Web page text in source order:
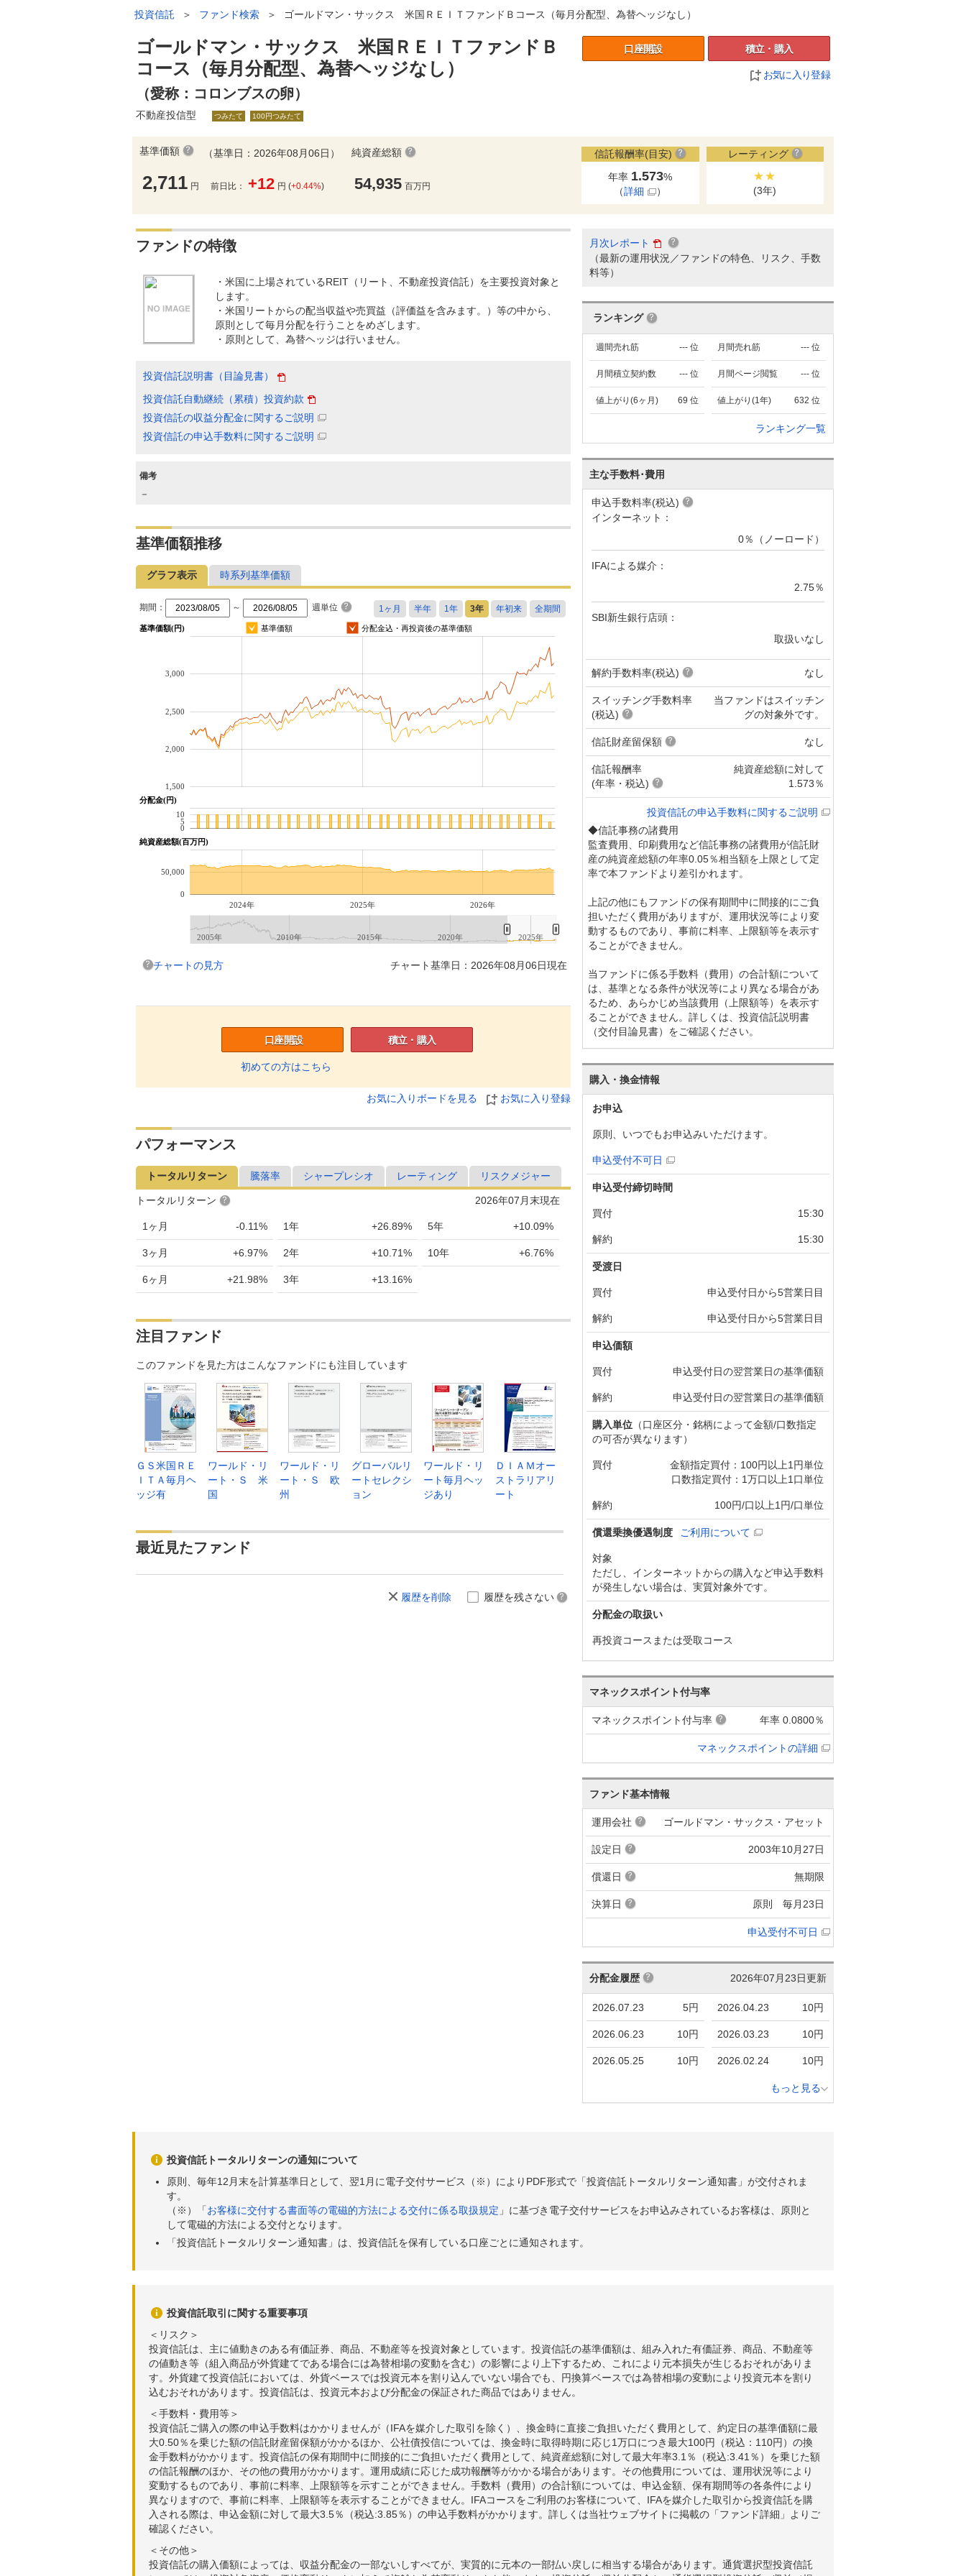
投資信託 ＞ ファンド検索 ＞ ゴールドマン・サックス 米国ＲＥＩＴファンドＢコース（毎月分配型、為替ヘッジなし）
ゴールドマン・サックス 米国ＲＥＩＴファンドＢ
コース（毎月分配型、為替ヘッジなし）
（愛称：コロンブスの卵）
口座開設 積立・購入
お気に入り登録
不動産投信型 つみたて 100円つみたて
基準価額
2,711 円
（基準日：2026年08月06日）
前日比： +12 円 (+0.44%)
純資産総額
54,935 百万円
信託報酬率(目安)
年率 1.573%
（詳細 ）
レーティング
★★
(3年)
ファンドの特徴
・米国に上場されているREIT（リート、不動産投資信託）を主要投資対象と
します。
・米国リートからの配当収益や売買益（評価益を含みます。）等の中から、
原則として毎月分配を行うことをめざします。
・原則として、為替ヘッジは行いません。
投資信託説明書（目論見書）
投資信託自動継続（累積）投資約款
投資信託の収益分配金に関するご説明
投資信託の申込手数料に関するご説明
備考
－
基準価額推移
グラフ表示 時系列基準価額
期間： ～ 週単位
基準価額(円) 基準価額 分配金込・再投資後の基準価額
1,500
2,000
2,500
3,000
分配金(円)
0
5
10
純資産総額(百万円)
2024年 2025年 2026年
0
50,000
2005年 2010年 2015年 2020年 2025年
チャートの見方 チャート基準日：2026年08月06日現在
口座開設
初めての方はこちら
積立・購入
お気に入りボードを見る お気に入り登録
パフォーマンス
トータルリターン 騰落率 シャープレシオ レーティング リスクメジャー
2026年07月末現在
トータルリターン
1ヶ月 -0.11%
3ヶ月 +6.97%
6ヶ月 +21.98%
1年 +26.89%
2年 +10.71%
3年 +13.16%
5年 +10.09%
10年 +6.76%
注目ファンド
このファンドを見た方はこんなファンドにも注目しています
ＧＳ米国ＲＥ
ＩＴＡ毎月ヘ
ッジ有
ワールド・リ
ート・Ｓ 米
国
ワールド・リ
ート・Ｓ 欧
州
グローバルリ
ートセレクシ
ョン
ワールド・リ
ート毎月ヘッ
ジあり
ＤＩＡＭオー
ストラリアリ
ート
最近見たファンド
履歴を削除 履歴を残さない
月次レポート
（最新の運用状況／ファンドの特色、リスク、手数
料等）
ランキング
--- 位
週間売れ筋 --- 位
月間売れ筋
--- 位
月間積立契約数 --- 位
月間ページ閲覧
69 位
値上がり(6ヶ月) 632 位
値上がり(1年)
ランキング一覧
主な手数料･費用
申込手数料率(税込)
インターネット：
0％（ノーロード）
IFAによる媒介：
2.75％
SBI新生銀行店頭：
取扱いなし
解約手数料率(税込) なし
スイッチング手数料率
(税込)
当ファンドはスイッチン
グの対象外です。
信託財産留保額 なし
信託報酬率
(年率・税込)
純資産総額に対して
1.573％
投資信託の申込手数料に関するご説明
◆信託事務の諸費用
監査費用、印刷費用など信託事務の諸費用が信託財
産の純資産総額の年率0.05％相当額を上限として定
率で本ファンドより差引かれます。
上記の他にもファンドの保有期間中に間接的にご負
担いただく費用がありますが、運用状況等により変
動するものであり、事前に料率、上限額等を表示す
ることができません。
当ファンドに係る手数料（費用）の合計額について
は、基準となる条件が状況等により異なる場合があ
るため、あらかじめ当該費用（上限額等）を表示す
ることができません。詳しくは、投資信託説明書
（交付目論見書）をご確認ください。
購入・換金情報
お申込
原則、いつでもお申込みいただけます。
申込受付不可日
申込受付締切時間
買付 15:30
解約 15:30
受渡日
買付 申込受付日から5営業日目
解約 申込受付日から5営業日目
申込価額
買付 申込受付日の翌営業日の基準価額
解約 申込受付日の翌営業日の基準価額
購入単位 （口座区分・銘柄によって金額/口数指定
の可否が異なります）
買付
金額指定買付：100円以上1円単位
口数指定買付：1万口以上1口単位
解約 100円/口以上1円/口単位
償還乗換優遇制度 ご利用について
対象
ただし、インターネットからの購入など申込手数料
が発生しない場合は、実質対象外です。
分配金の取扱い
再投資コースまたは受取コース
マネックスポイント付与率
マネックスポイント付与率 年率 0.0800％
マネックスポイントの詳細
ファンド基本情報
運用会社 ゴールドマン・サックス・アセット
設定日 2003年10月27日
償還日 無期限
決算日 原則 毎月23日
申込受付不可日
2026年07月23日更新
分配金履歴
2026.07.23 5円
2026.06.23 10円
2026.05.25 10円
2026.04.23 10円
2026.03.23 10円
2026.02.24 10円
もっと見る
投資信託トータルリターンの通知について
原則、毎年12月末を計算基準日として、翌1月に電子交付サービス（※）によりPDF形式で「投資信託トータルリターン通知書」が交付されま
す。
（※）「お客様に交付する書面等の電磁的方法による交付に係る取扱規定 」に基づき電子交付サービスをお申込みされているお客様は、原則と
して電磁的方法による交付となります。
「投資信託トータルリターン通知書」は、投資信託を保有している口座ごとに通知されます。
投資信託取引に関する重要事項
＜リスク＞
投資信託は、主に値動きのある有価証券、商品、不動産等を投資対象としています。投資信託の基準価額は、組み入れた有価証券、商品、不動産等
の値動き等（組入商品が外貨建てである場合には為替相場の変動を含む）の影響により上下するため、これにより元本損失が生じるおそれがありま
す。外貨建て投資信託においては、外貨ベースでは投資元本を割り込んでいない場合でも、円換算ベースでは為替相場の変動により投資元本を割り
込むおそれがあります。投資信託は、投資元本および分配金の保証された商品ではありません。
＜手数料・費用等＞
投資信託ご購入の際の申込手数料はかかりませんが（IFAを媒介した取引を除く）、換金時に直接ご負担いただく費用として、約定日の基準価額に最
大0.50％を乗じた額の信託財産留保額がかかるほか、公社債投信については、換金時に取得時期に応じ1万口につき最大100円（税込：110円）の換
金手数料がかかります。投資信託の保有期間中に間接的にご負担いただく費用として、純資産総額に対して最大年率3.1％（税込:3.41％）を乗じた額
の信託報酬のほか、その他の費用がかかります。運用成績に応じた成功報酬等がかかる場合があります。その他費用については、運用状況等により
変動するものであり、事前に料率、上限額等を示すことができません。手数料（費用）の合計額については、申込金額、保有期間等の各条件により
異なりますので、事前に料率、上限額等を表示することができません。IFAコースをご利用のお客様について、IFAを媒介した取引から投資信託を購
入される際は、申込金額に対して最大3.5％（税込:3.85％）の申込手数料がかかります。詳しくは当社ウェブサイトに掲載の「ファンド詳細」よりご
確認ください。
＜その他＞
投資信託の購入価額によっては、収益分配金の一部ないしすべてが、実質的に元本の一部払い戻しに相当する場合があります。通貨選択型投資信託